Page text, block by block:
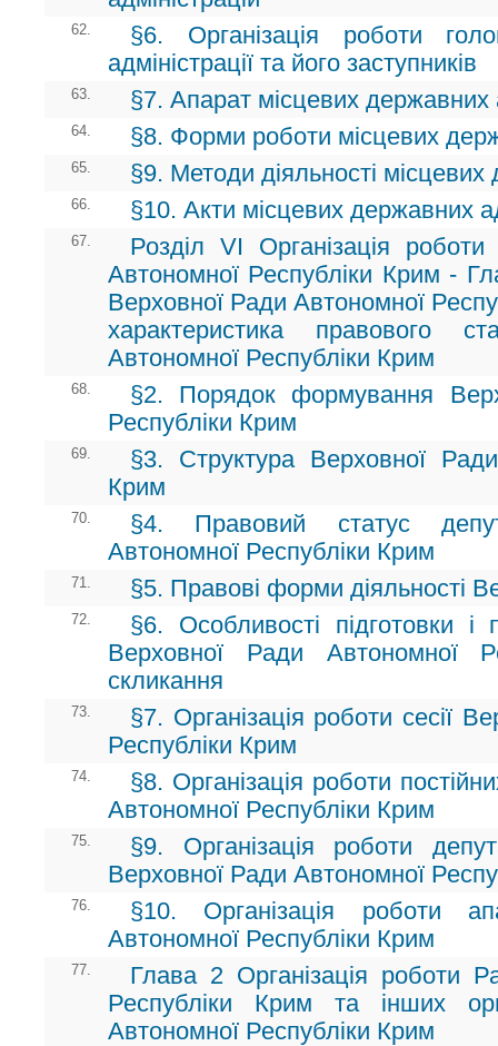
62.
§6. Організація роботи
адміністрації та його заступників
63. §7. Апарат місцевих державних
64. §8. Форми роботи місцевих
65. §9. Методи діяльності місцевих
66. §10. Акти місцевих державних
67.
Розділ VI Організація роботи
Автономної Республіки Крим -
Верховної Ради Автономної
характеристика правового
Автономної Республіки Крим
68.
§2. Порядок формування
Республіки Крим
69.
§3. Структура Верховної
Крим
70.
§4. Правовий статус
Автономної Республіки Крим
71. §5. Правові форми діяльності
72.
§6. Особливості підготовки і
Верховної Ради Автономної
скликання
73.
§7. Організація роботи сесії
Республіки Крим
74.
§8. Організація роботи
Автономної Республіки Крим
75.
§9. Організація роботи
Верховної Ради Автономної
76.
§10. Організація роботи
Автономної Республіки Крим
77.
Глава 2 Організація роботи
Республіки Крим та інших
Автономної Республіки Крим